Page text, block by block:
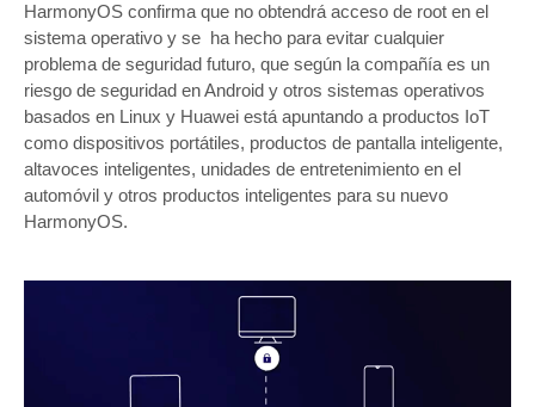
HarmonyOS confirma que no obtendrá acceso de root en el
sistema operativo y se ha hecho para evitar cualquier
problema de seguridad futuro, que según la compañía es un
riesgo de seguridad en Android y otros sistemas operativos
basados ​​en Linux y Huawei está apuntando a productos IoT
como dispositivos portátiles, productos de pantalla inteligente,
altavoces inteligentes, unidades de entretenimiento en el
automóvil y otros productos inteligentes para su nuevo
HarmonyOS.